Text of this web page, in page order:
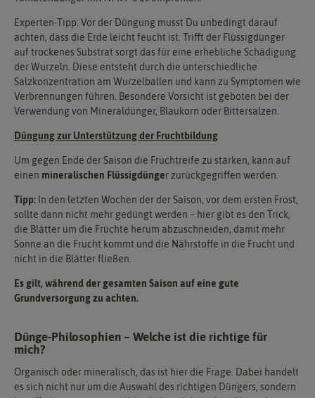
Experten-Tipp: Vor der Düngung musst Du unbedingt darauf
achten, dass die Erde leicht feucht ist. Trifft der Flüssigdünger
auf trockenes Substrat sorgt das für eine erhebliche Schädigung
der Wurzeln. Diese entsteht durch die unterschiedliche
Salzkonzentration am Wurzelballen und kann zu Symptomen wie
Verbrennungen führen. Besondere Vorsicht ist geboten bei der
Verwendung von Mineraldünger, Blaukorn oder Bittersalzen.
Düngung zur Unterstützung der Fruchtbildung
Um gegen Ende der Saison die Fruchtreife zu stärken, kann auf
einen mineralischen Flüssigdünger zurückgegriffen werden.
Tipp: In den letzten Wochen der der Saison, vor dem ersten Frost,
sollte dann nicht mehr gedüngt werden – hier gibt es den Trick,
die Blätter um die Früchte herum abzuschneiden, damit mehr
Sonne an die Frucht kommt und die Nährstoffe in die Frucht und
nicht in die Blätter fließen.
Es gilt, während der gesamten Saison auf eine gute
Grundversorgung zu achten.
Dünge-Philosophien – Welche ist die richtige für
mich?
Organisch oder mineralisch, das ist hier die Frage. Dabei handelt
es sich nicht nur um die Auswahl des richtigen Düngers, sondern